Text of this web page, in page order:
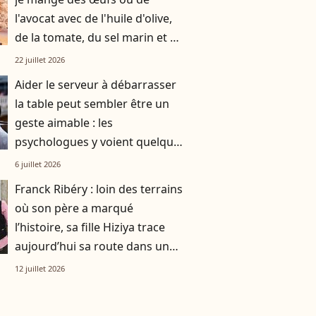
l'avocat avec de l'huile d'olive,
de la tomate, du sel marin et un
smoothie"
22 juillet 2026
Aider le serveur à débarrasser
la table peut sembler être un
geste aimable : les
psychologues y voient quelque
chose de bien plus profond.
6 juillet 2026
Franck Ribéry : loin des terrains
où son père a marqué
l’histoire, sa fille Hiziya trace
aujourd’hui sa route dans un
tout autre univers
12 juillet 2026